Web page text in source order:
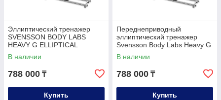
Эллиптический тренажер
SVENSSON BODY LABS
HEAVY G ELLIPTICAL
В наличии
788 000 ₸
Купить
Переднеприводный
эллиптический тренажер
Svensson Body Labs Heavy G
Elliptical
В наличии
788 000 ₸
Купить